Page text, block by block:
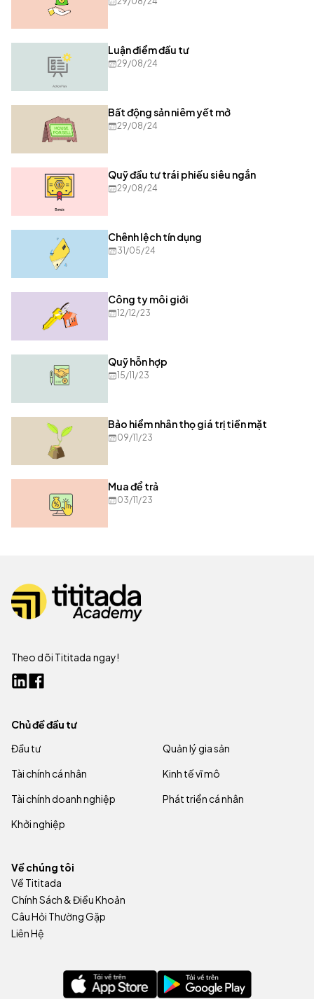
Luận điểm đầu tư
29/08/24
Bất động sản niêm yết mở
29/08/24
Quỹ đầu tư trái phiếu siêu ngắn
29/08/24
Chênh lệch tín dụng
31/05/24
Công ty môi giới
12/12/23
Quỹ hỗn hợp
15/11/23
Bảo hiểm nhân thọ giá trị tiền mặt
09/11/23
Mua để trả
03/11/23
Theo dõi Tititada ngay!
Chủ đề đầu tư
Đầu tư
Quản lý gia sản
Tài chính cá nhân
Kinh tế vĩ mô
Tài chính doanh nghiệp
Phát triển cá nhân
Khởi nghiệp
Về chúng tôi
Về Tititada
Chính Sách & Điều Khoản
Câu Hỏi Thường Gặp
Liên Hệ